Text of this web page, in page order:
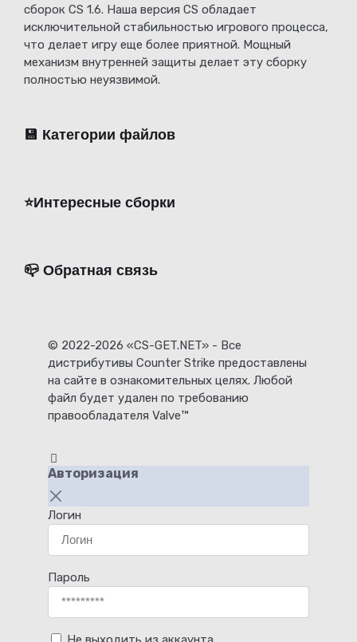
сборок CS 1.6. Наша версия CS обладает
исключительной стабильностью игрового процесса,
что делает игру еще более приятной. Мощный
механизм внутренней защиты делает эту сборку
полностью неуязвимой.
💾 Категории файлов
⭐️Интересные сборки
📪 Обратная связь
© 2022-2026 «CS-GET.NET» - Все
дистрибутивы Counter Strike предоставлены
на сайте в ознакомительных целях. Любой
файл будет удален по требованию
правообладателя Valve™
Авторизация
Логин
Пароль